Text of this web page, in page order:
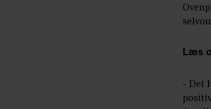
Læs
- Det